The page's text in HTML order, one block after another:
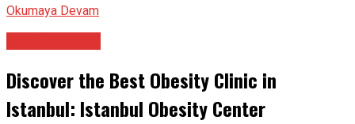
Okumaya Devam
Discover the Best Obesity Clinic in
Istanbul: Istanbul Obesity Center